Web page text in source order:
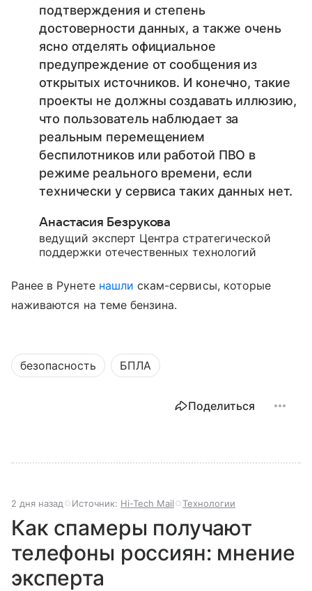
подтверждения и степень
достоверности данных, а также очень
ясно отделять официальное
предупреждение от сообщения из
открытых источников. И конечно, такие
проекты не должны создавать иллюзию,
что пользователь наблюдает за
реальным перемещением
беспилотников или работой ПВО в
режиме реального времени, если
технически у сервиса таких данных нет.
Анастасия Безрукова
ведущий эксперт Центра стратегической
поддержки отечественных технологий
Ранее в Рунете нашли скам-сервисы, которые
наживаются на теме бензина.
безопасность БПЛА
Поделиться
2 дня назад Источник: Hi-Tech Mail Технологии
Как спамеры получают
телефоны россиян: мнение
эксперта